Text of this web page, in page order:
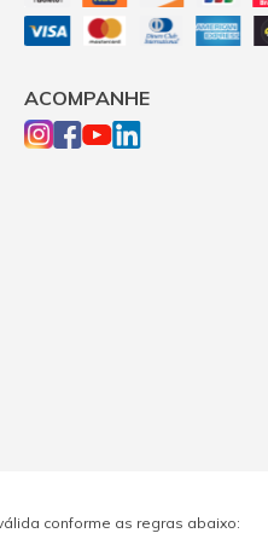
ACOMPANHE
conforme as regras abaixo: